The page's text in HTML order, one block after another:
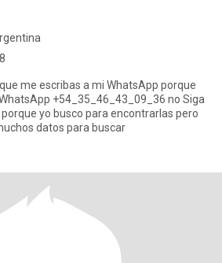
me escribas a mi WhatsApp porque
+54_35_46_43_09_36 no Siga
yo busco para encontrarlas pero
datos para buscar